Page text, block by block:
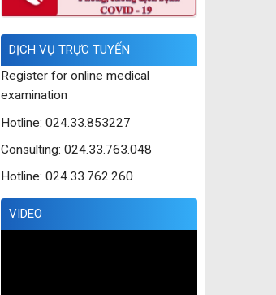
DỊCH VỤ TRỰC TUYẾN
Register for online medical
examination
Hotline: 024.33.853227
Consulting: 024.33.763.048
Hotline: 024.33.762.260
VIDEO